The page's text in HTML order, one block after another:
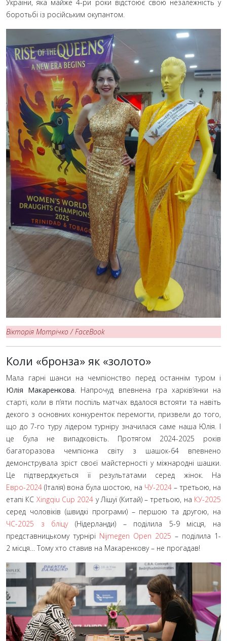
України, яка майже 4-ри роки відстоює свою незалежність у
боротьбі із російським окупантом.
Вікторія Мотрічко / FaceBook
Коли «бронза» як «золото»
Мала гарні шанси на чемпіонство перед останнім туром і
Юлія Макаренкова. Напрочуд впевнена гра харків’янки на
старті, коли в п’яти поспіль матчах вдалося встояти та навіть
декого з основних конкуренток перемогти, призвели до того,
що до 7-го туру лідером турніру значилася саме наша Юлія. І
це була не випадковість. Протягом 2024-2025 років
багаторазова чемпіонка світу з шашок-64 впевнено
демонструвала зріст своєї майстерності у міжнародні шашки.
Це підтверджується її результатами серед жінок. На
Евро-2024 (Італія) вона була шостою, на ЧУ-2024– третьою, на
етапі КС Xingqiu Cup 2024 у Лішуї (Китай) – третьою, на КУ-2025
серед чоловіків (швидкі програми) – першою та другою, на
ЧС-2025 з бліцу(Нідерланди) – поділила 5-9 місця, на
представницькому турнірі Nijmegen Open 2025 – поділила 1-
2 місця… Тому хто ставив на Макаренкову – не прогадав!